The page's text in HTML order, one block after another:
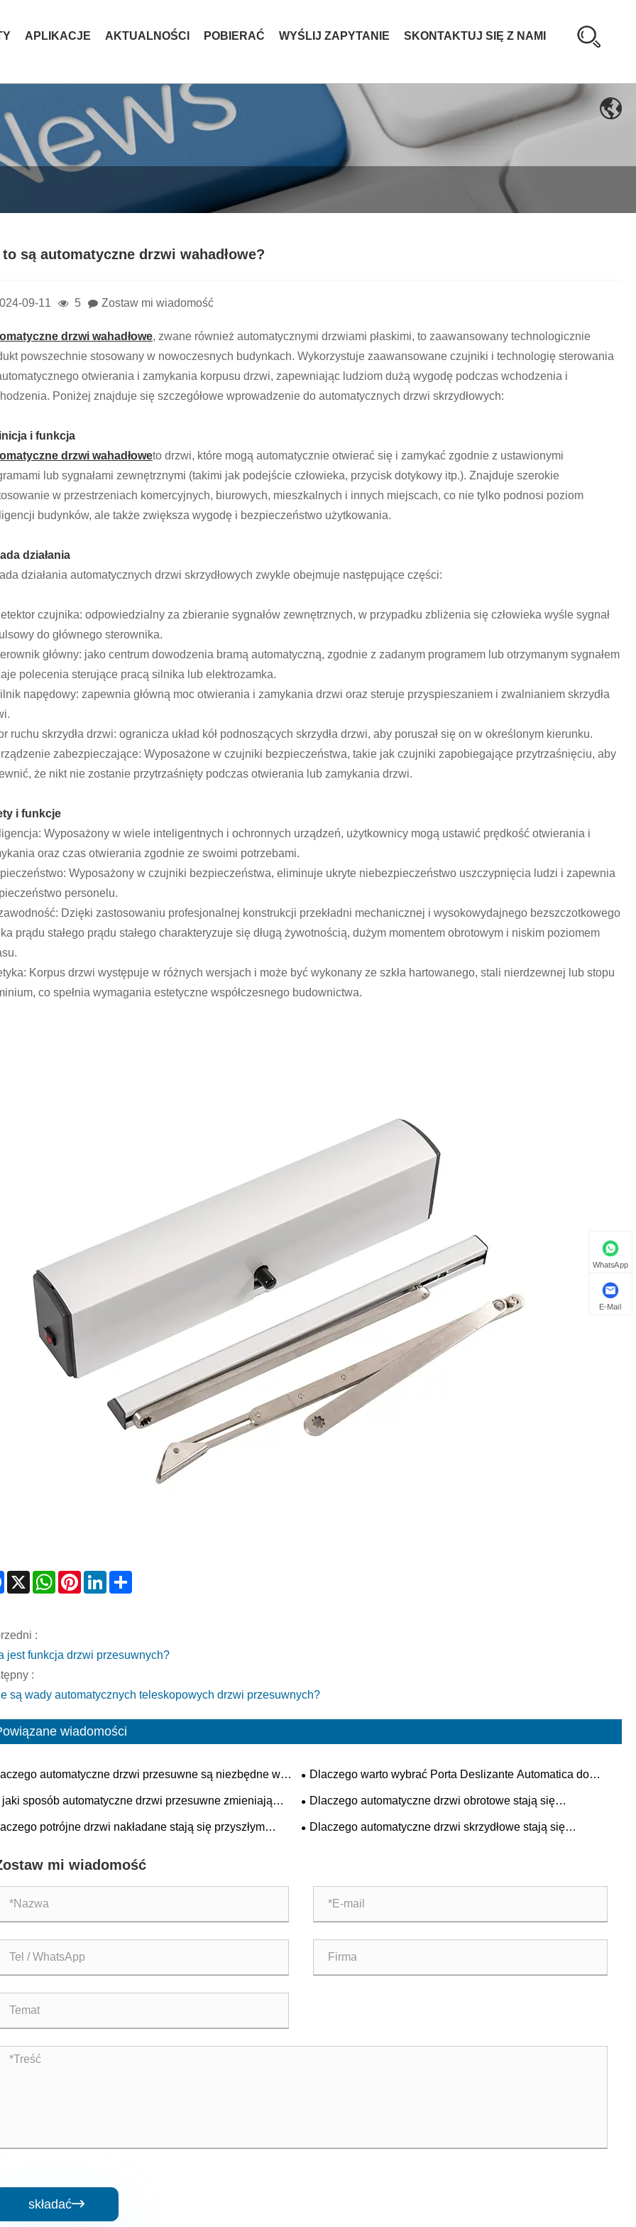
APLIKACJE AKTUALNOŚCI POBIERAĆ WYŚLIJ ZAPYTANIE SKONTAKTUJ SIĘ Z NAMI
to są automatyczne drzwi wahadłowe?
09-11 5 Zostaw mi wiadomość
drzwi wahadłowe, zwane również automatycznymi drzwiami płaskimi, to zaawansowany technologicznie
powszechnie stosowany w nowoczesnych budynkach. Wykorzystuje zaawansowane czujniki i technologię sterowania
otwierania i zamykania korpusu drzwi, zapewniając ludziom dużą wygodę podczas wchodzenia i
Poniżej znajduje się szczegółowe wprowadzenie do automatycznych drzwi skrzydłowych:
i funkcja
drzwi wahadłoweto drzwi, które mogą automatycznie otwierać się i zamykać zgodnie z ustawionymi
lub sygnałami zewnętrznymi (takimi jak podejście człowieka, przycisk dotykowy itp.). Znajduje szerokie
w przestrzeniach komercyjnych, biurowych, mieszkalnych i innych miejscach, co nie tylko podnosi poziom
budynków, ale także zwiększa wygodę i bezpieczeństwo użytkowania.
działania
działania automatycznych drzwi skrzydłowych zwykle obejmuje następujące części:
czujnika: odpowiedzialny za zbieranie sygnałów zewnętrznych, w przypadku zbliżenia się człowieka wyśle ​​sygnał
do głównego sterownika.
główny: jako centrum dowodzenia bramą automatyczną, zgodnie z zadanym programem lub otrzymanym sygnałem
polecenia sterujące pracą silnika lub elektrozamka.
napędowy: zapewnia główną moc otwierania i zamykania drzwi oraz steruje przyspieszaniem i zwalnianiem skrzydła
ruchu skrzydła drzwi: ogranicza układ kół podnoszących skrzydła drzwi, aby poruszał się on w określonym kierunku.
zabezpieczające: Wyposażone w czujniki bezpieczeństwa, takie jak czujniki zapobiegające przytrzaśnięciu, aby
że nikt nie zostanie przytrzaśnięty podczas otwierania lub zamykania drzwi.
i funkcje
Wyposażony w wiele inteligentnych i ochronnych urządzeń, użytkownicy mogą ustawić prędkość otwierania i
oraz czas otwierania zgodnie ze swoimi potrzebami.
Wyposażony w czujniki bezpieczeństwa, eliminuje ukryte niebezpieczeństwo uszczypnięcia ludzi i zapewnia
personelu.
Dzięki zastosowaniu profesjonalnej konstrukcji przekładni mechanicznej i wysokowydajnego bezszczotkowego
prądu stałego prądu stałego charakteryzuje się długą żywotnością, dużym momentem obrotowym i niskim poziomem
Korpus drzwi występuje w różnych wersjach i może być wykonany ze szkła hartowanego, stali nierdzewnej lub stopu
co spełnia wymagania estetyczne współczesnego budownictwa.
Facebook
X WhatsAppPinterestLinkedIn
:
jest funkcja drzwi przesuwnych?
:
są wady automatycznych teleskopowych drzwi przesuwnych?
wiadomości
automatyczne drzwi przesuwne są niezbędne w
budynkach?
Dlaczego warto wybrać Porta Deslizante Automatica do
nowoczesnych przestrzeni?
jaki sposób automatyczne drzwi przesuwne zmieniają
wydajność i przyszłe trendy architektoniczne?
Dlaczego automatyczne drzwi obrotowe stają się
preferowanym rozwiązaniem wejściowym do budynków
potrójne drzwi nakładane stają się przyszłym
Dlaczego automatyczne drzwi skrzydłowe stają się
mi wiadomość
składać
WhatsApp
E-Mail